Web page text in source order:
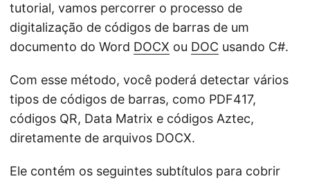
tutorial, vamos percorrer o processo de
digitalização de códigos de barras de um
documento do Word DOCX ou DOC usando C#.
Com esse método, você poderá detectar vários
tipos de códigos de barras, como PDF417,
códigos QR, Data Matrix e códigos Aztec,
diretamente de arquivos DOCX.
Ele contém os seguintes subtítulos para cobrir